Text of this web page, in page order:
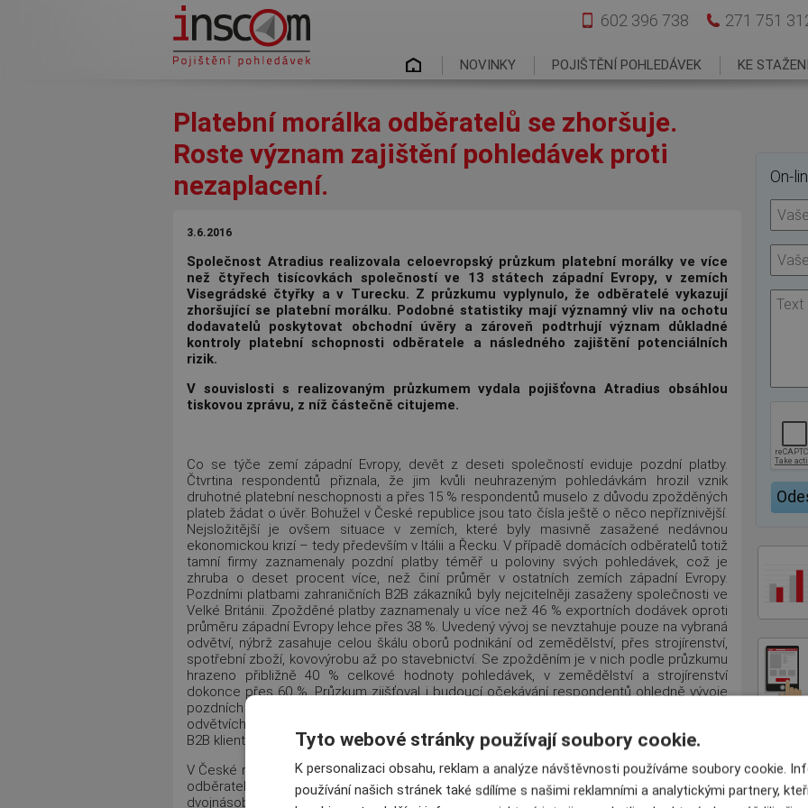
602 396 738 271 751
Hlavní menu
NOVINKY POJIŠTĚNÍ POHLEDÁVEK KE STAŽENÍ
Platební morálka odběratelů se zhoršuje.
Roste význam zajištění pohledávek proti
nezaplacení.
3.6.2016
Společnost Atradius realizovala celoevropský průzkum platební morálky ve více
než čtyřech tisícovkách společností ve 13 státech západní Evropy, v zemích
Visegrádské čtyřky a v Turecku. Z průzkumu vyplynulo, že odběratelé vykazují
zhoršující se platební morálku. Podobné statistiky mají významný vliv na ochotu
dodavatelů poskytovat obchodní úvěry a zároveň podtrhují význam důkladné
kontroly platební schopnosti odběratele a následného zajištění potenciálních
rizik.
V souvislosti s realizovaným průzkumem vydala pojišťovna Atradius obsáhlou
tiskovou zprávu, z níž částečně citujeme.
Co se týče zemí západní Evropy, devět z deseti společností eviduje pozdní platby.
Čtvrtina respondentů přiznala, že jim kvůli neuhrazeným pohledávkám hrozil vznik
druhotné platební neschopnosti a přes 15 % respondentů muselo z důvodu zpožděných
plateb žádat o úvěr. Bohužel v České republice jsou tato čísla ještě o něco nepříznivější.
Nejsložitější je ovšem situace v zemích, které byly masivně zasažené nedávnou
ekonomickou krizí – tedy především v Itálii a Řecku. V případě domácích odběratelů totiž
tamní firmy zaznamenaly pozdní platby téměř u poloviny svých pohledávek, což je
zhruba o deset procent více, než činí průměr v ostatních zemích západní Evropy.
Pozdními platbami zahraničních B2B zákazníků byly nejcitelněji zasaženy společnosti ve
Velké Británii. Zpožděné platby zaznamenaly u více než 46 % exportních dodávek oproti
průměru západní Evropy lehce přes 38 %. Uvedený vývoj se nevztahuje pouze na vybraná
odvětví, nýbrž zasahuje celou škálu oborů podnikání od zemědělství, přes strojírenství,
spotřební zboží, kovovýrobu až po stavebnictví. Se zpožděním je v nich podle průzkumu
hrazeno přibližně 40 % celkové hodnoty pohledávek, v zemědělství a strojírenství
dokonce přes 60 %. Průzkum zjišťoval i budoucí očekávání respondentů ohledně vývoje
pozdních plateb. 40 % respondentů očekává, že se situace ve výše zmíněných
odvětvích ještě zhorší. Celých 55 % dotázaných pak nevěří ve zlepšení platební morálky
B2B klientů během následujících dvanácti měsíců.
V České republice zaznamenalo pozdní úhradu faktur od tuzemských nebo zahraničních
odběratelů 93 % respondentů. V poměru k celkovému počtu dodávek je to více než
dvojnásobek oproti průměru západní Evropy a zhruba o osm procent více, než kolik činí
On-
Tyto webové stránky používají soubory cookie.
K personalizaci obsahu, reklam a analýze návštěvnosti používáme soubory cookie.
používání našich stránek také sdílíme s našimi reklamními a analytickými partnery,